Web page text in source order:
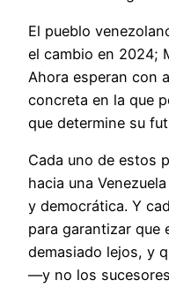
El pueblo
el cambio en 2024;
Ahora esperan con
concreta en la que
que determine su
Cada uno de estos
hacia una
y democrática. Y
para garantizar que
demasiado lejos, y
—y no los